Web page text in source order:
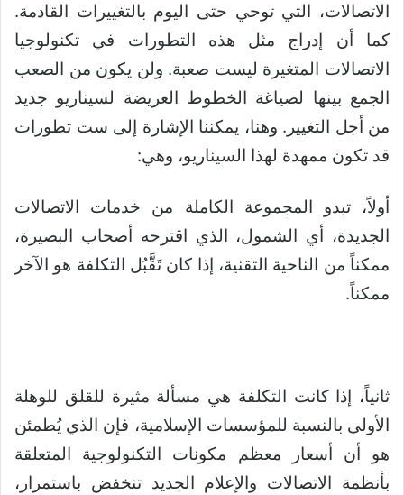
الاتصالات، التي توحي حتى اليوم بالتغييرات القادمة.
كما أن إدراج مثل هذه التطورات في تكنولوجيا
الاتصالات المتغيرة ليست صعبة. ولن يكون من الصعب
الجمع بينها لصياغة الخطوط العريضة لسيناريو جديد
من أجل التغيير. وهنا، يمكننا الإشارة إلى ست تطورات
قد تكون ممهدة لهذا السيناريو، وهي:
أولاً، تبدو المجموعة الكاملة من خدمات الاتصالات
الجديدة، أي الشمول، الذي اقترحه أصحاب البصيرة،
ممكناً من الناحية التقنية، إذا كان تَقَّبُل التكلفة هو الآخر
ممكناً.
ثانياً، إذا كانت التكلفة هي مسألة مثيرة للقلق للوهلة
الأولى بالنسبة للمؤسسات الإسلامية، فإن الذي يُطمئن
هو أن أسعار معظم مكونات التكنولوجية المتعلقة
بأنظمة الاتصالات والإعلام الجديد تنخفض باستمرار،